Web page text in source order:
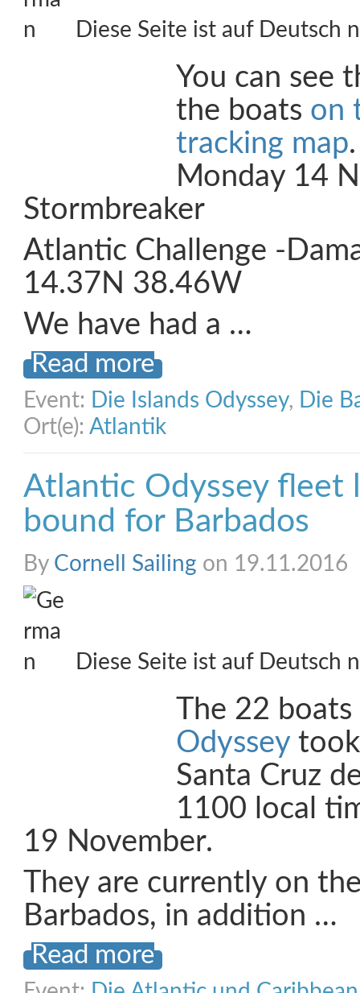
Diese Seite ist auf Deutsch
You can see
the boats on
tracking map
Monday 14
Stormbreaker
Atlantic Challenge -
14.37N 38.46W
We have had a …
Read more
Event: Die Islands Odyssey, Die
Ort(e): Atlantik
Atlantic Odyssey fleet
bound for Barbados
By Cornell Sailing on 19.11.2016
Diese Seite ist auf Deutsch
The 22
Odyssey
Santa Cruz
1100 local
19 November.
They are currently on
Barbados, in addition …
Read more